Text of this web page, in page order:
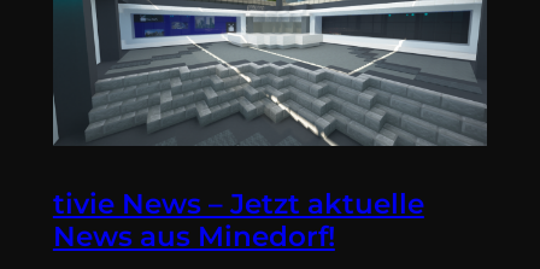
tivie News – Jetzt aktuelle
News aus Minedorf!